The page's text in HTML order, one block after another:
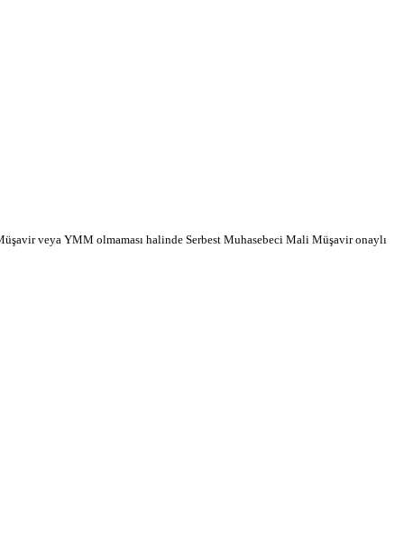
veya YMM olmaması halinde Serbest Muhasebeci Mali Müşavir onaylı